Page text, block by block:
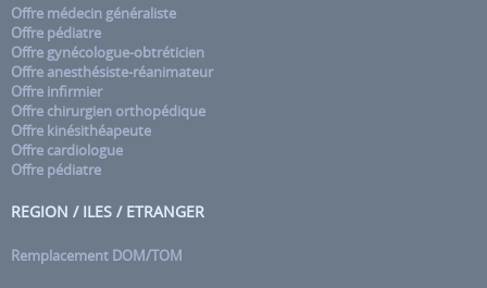
Offre médecin généraliste
Offre pédiatre
Offre gynécologue-obtréticien
Offre anesthésiste-réanimateur
Offre infirmier
Offre chirurgien orthopédique
Offre kinésithéapeute
Offre cardiologue
Offre pédiatre
REGION / ILES / ETRANGER
Remplacement DOM/TOM